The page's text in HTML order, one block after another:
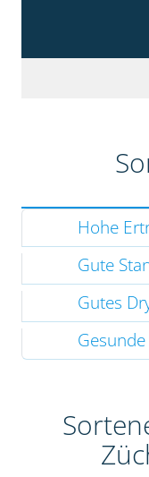
Hohe
Gute
Gutes